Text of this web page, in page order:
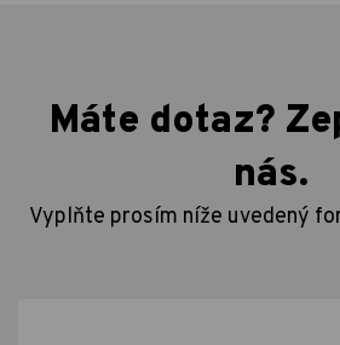
Máte dotaz?
nás.
Vyplňte prosím níže uvedený